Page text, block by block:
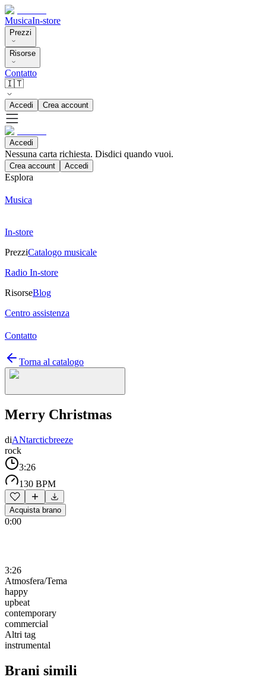
MusicaIn-store
Prezzi
Risorse
Contatto
🇮🇹
Accedi Crea account
Accedi
Nessuna carta richiesta. Disdici quando vuoi.
Crea account Accedi
Esplora
Musica
In-store
PrezziCatalogo musicale
Radio In-store
RisorseBlog
Centro assistenza
Contatto
Torna al catalogo
Merry Christmas
diANtarcticbreeze
rock
3:26
130 BPM
Acquista brano
0:00
3:26
Atmosfera/Tema
happy
upbeat
contemporary
commercial
Altri tag
instrumental
Brani simili